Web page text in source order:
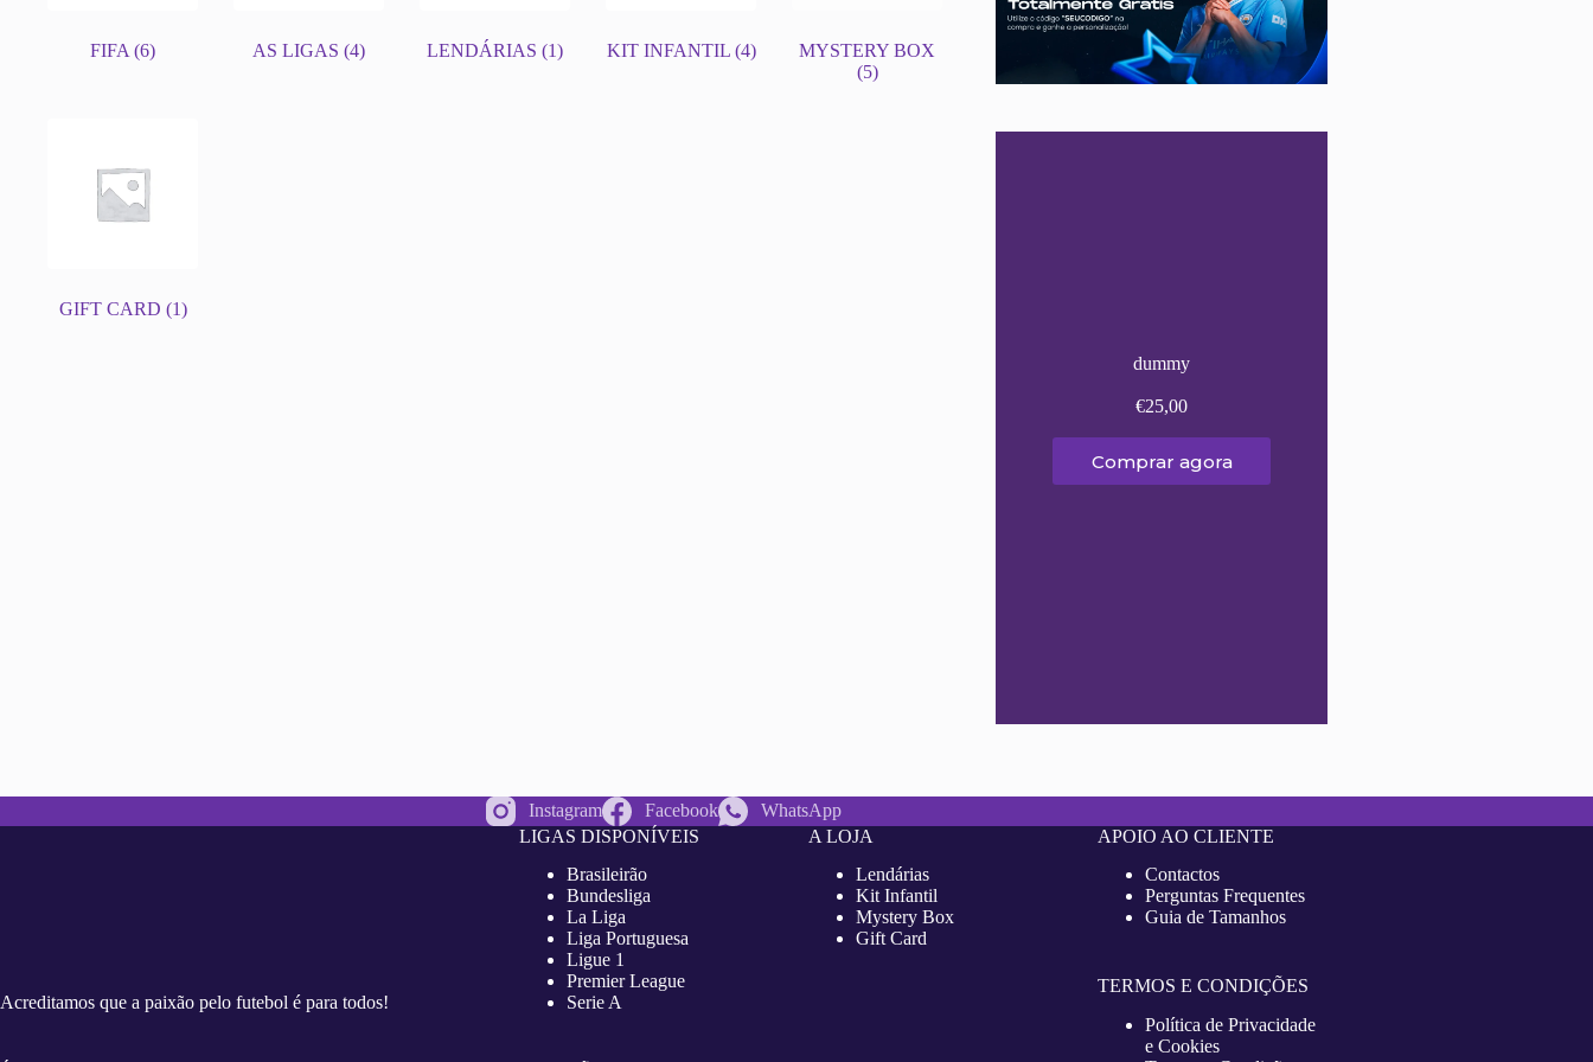
FIFA(6) AS LIGAS(4) LENDÁRIAS(1) KIT INFANTIL (4)
MYSTERY BOX
(5)
GIFT CARD (1)
dummy
€25,00
Comprar agora
Instagram Facebook WhatsApp
Acreditamos que a paixão pelo futebol é para todos!
LIGAS DISPONÍVEIS
Brasileirão
Bundesliga
La Liga
Liga Portuguesa
Ligue 1
Premier League
Serie A
A LOJA
Lendárias
Kit Infantil
Mystery Box
Gift Card
APOIO AO CLIENTE
Contactos
Perguntas Frequentes
Guia de Tamanhos
TERMOS E CONDIÇÕES
Política de Privacidade
e Cookies